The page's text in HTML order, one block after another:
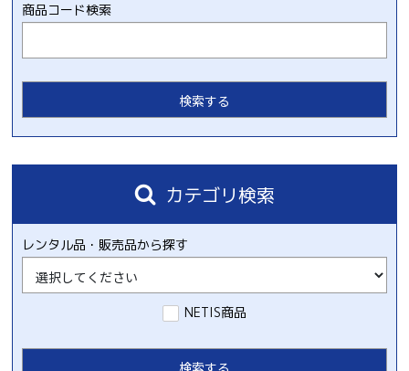
商品コード検索
カテゴリ検索
レンタル品・販売品から探す
NETIS商品